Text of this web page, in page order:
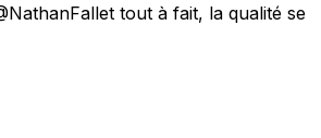
tout à fait, la qualité se